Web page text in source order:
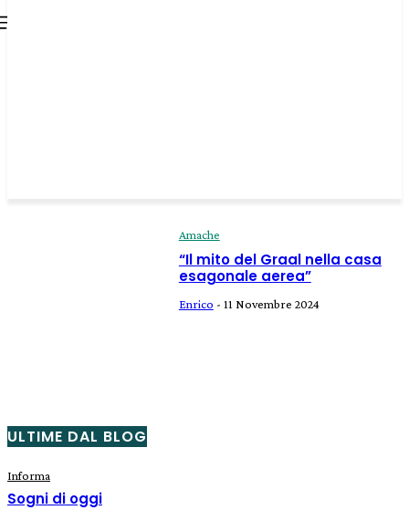
Amache
“Il mito del Graal nella casa
esagonale aerea”
Enrico - 11 Novembre 2024
ULTIME DAL BLOG
Informa
Sogni di oggi